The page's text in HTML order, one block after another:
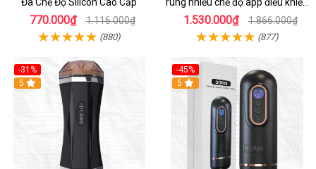
Đa Chế Độ Silicon Cao Cấp
770.000₫ 1.116.000₫
(880)
rung nhiều chế độ app điều khiển
tiện lợi
1.530.000₫ 1.866.000₫
(877)
-31%
5
-45%
Hot
5